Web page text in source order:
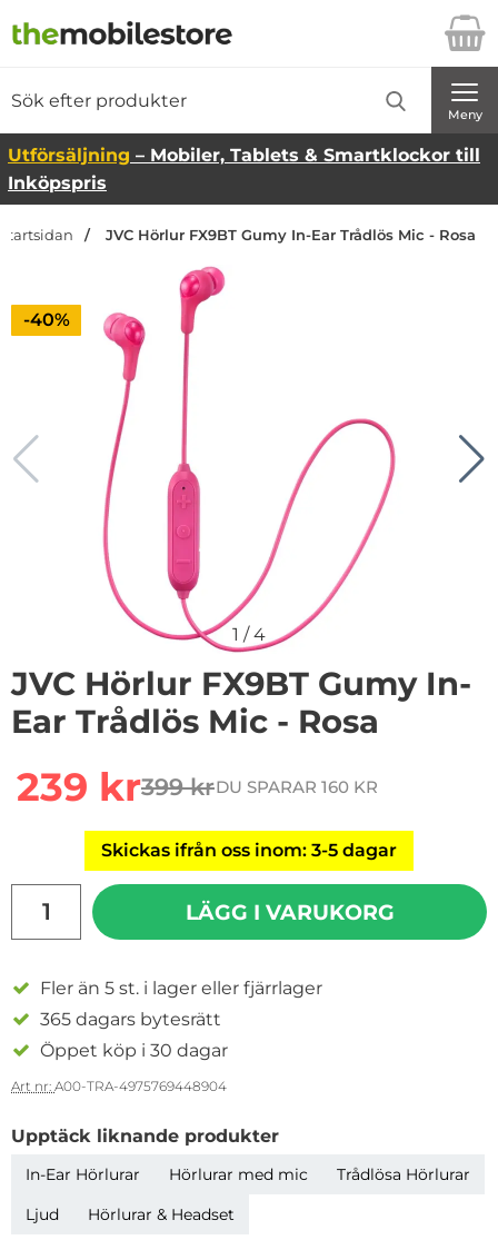
Startsidan för Danira Telecom AB
Meny
Utförsäljning – Mobiler, Tablets & Smartklockor till
Inköpspris
Startsidan JVC Hörlur FX9BT Gumy In-Ear Trådlös Mic - Rosa
Priset är nedsatt med
-40%
1 /4
JVC Hörlur FX9BT Gumy In-
Ear Trådlös Mic - Rosa
rea pris
239 krtidigare pris
399 krDU SPARAR 160 KR
Skickas ifrån oss inom: 3-5 dagar
LÄGG I VARUKORG
Fler än 5 st. i lager eller fjärrlager
365 dagars bytesrätt
Öppet köp i 30 dagar
Art nr: A00-TRA-4975769448904
Upptäck liknande produkter
In-Ear Hörlurar Hörlurar med mic
Trådlösa Hörlurar
Ljud
Hörlurar & Headset